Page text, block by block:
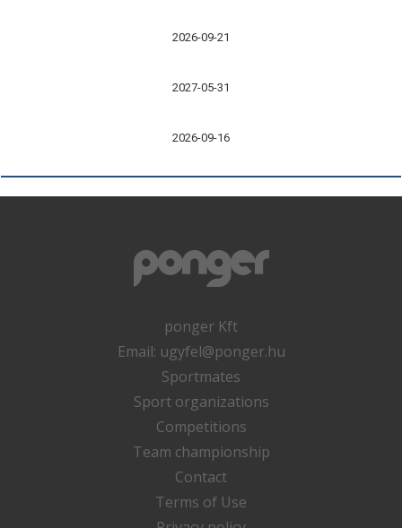
2026-09-21
2027-05-31
2026-09-16
ponger Kft
Email: ugyfel@ponger.hu
Sportmates
Sport organizations
Competitions
Team championship
Contact
Terms of Use